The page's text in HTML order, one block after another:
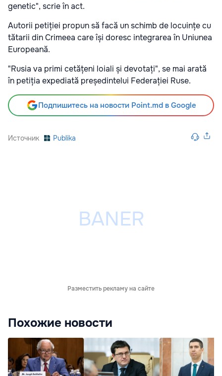
genetic", scrie în act.
Autorii petiției propun să facă un schimb de locuințe cu
tătarii din Crimeea care își doresc integrarea în Uniunea
Europeană.
"Rusia va primi cetățeni loiali și devotați", se mai arată
în petiția expediată președintelui Federației Ruse.
Подпишитесь на новости Point.md в Google
Источник Publika
Разместить рекламу на сайте
Похожие новости